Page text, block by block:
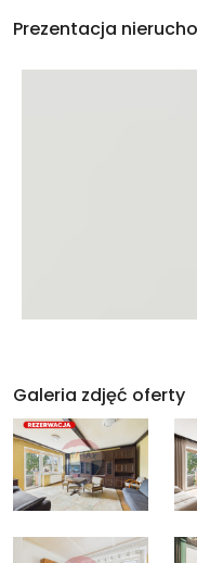
Prezentacja
Galeria zdjęć oferty